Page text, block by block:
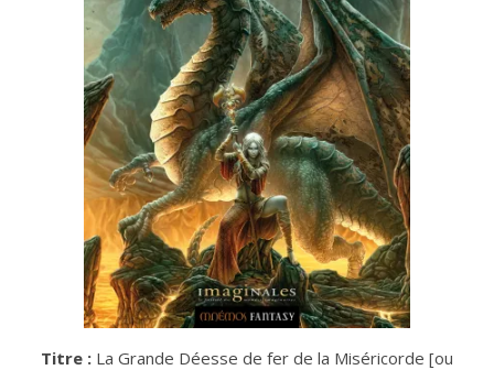
Titre : La Grande Déesse de fer de la Miséricorde [ou